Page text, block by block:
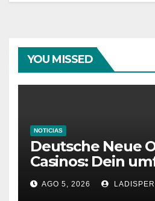
YOU MISSED
NOTICIAS
Deutsche Neue
Casinos: Dein
Ratgeber für
AGO 5, 2026